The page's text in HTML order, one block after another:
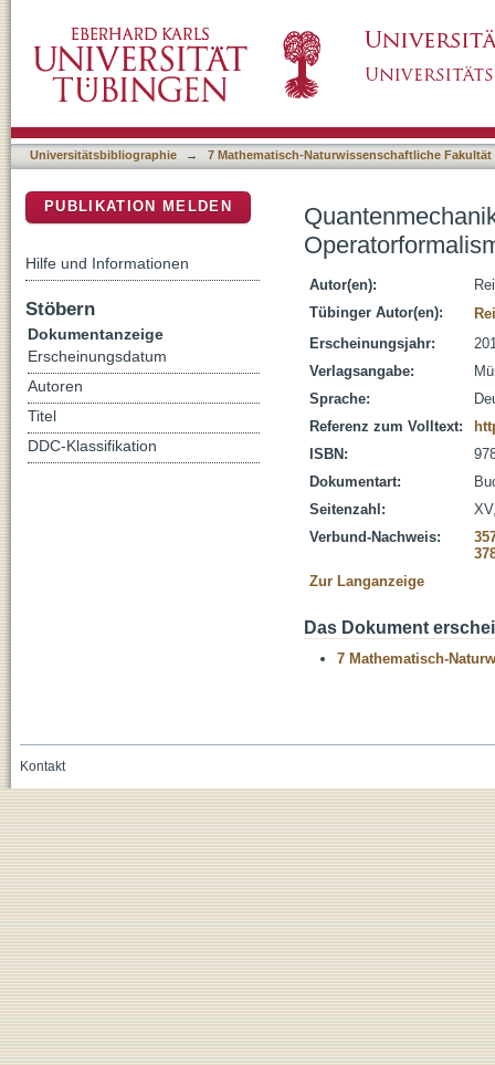
Universitätsbibliographie → 7 Mathematisch-Naturwissenschaftliche Fakultät
Autor(en):
Tübinger Autor(en):
Erscheinungsjahr:
Verlagsangabe:
Sprache:
Referenz zum Volltext:
ISBN:
Dokumentart:
Seitenzahl:
Verbund-Nachweis:
Zur Langanzeige
Das Dokument
7 Mathematisch-
PUBLIKATION MELDEN
Hilfe und Informationen
Stöbern
Dokumentanzeige
Erscheinungsdatum
Autoren
Titel
DDC-Klassifikation
Kontakt